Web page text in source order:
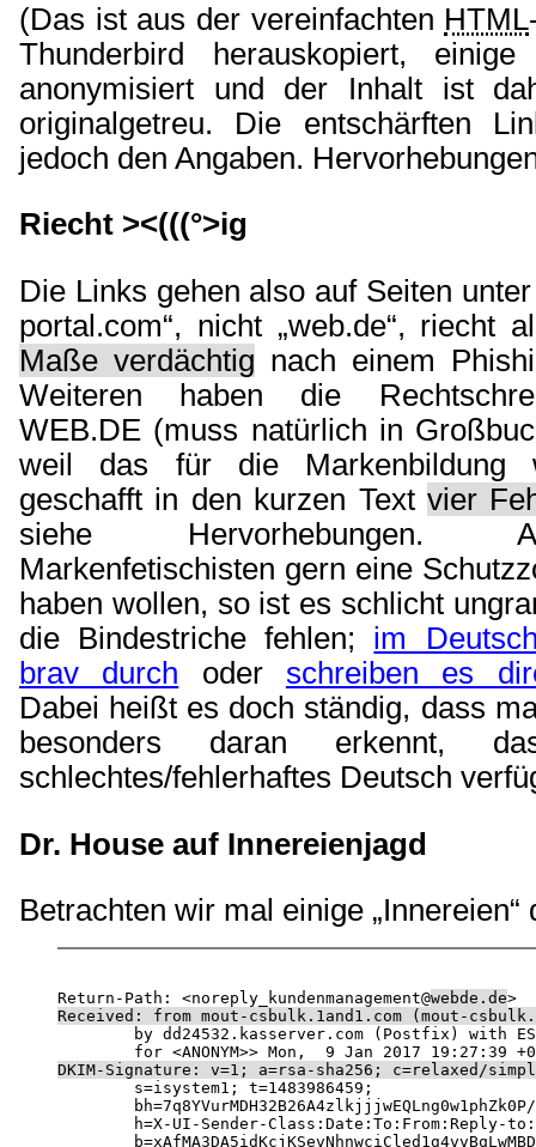
(Das ist aus der vereinfachten HTML
Thunderbird herauskopiert,
anonymisiert und der Inhalt ist
originalgetreu. Die entschärften
jedoch den Angaben.
Riecht ><(((°>ig
Die Links gehen also auf Seiten
portal.com“, nicht „web.de“, riecht
Maße verdächtig nach einem
Weiteren haben die
WEB.DE (muss natürlich in
weil das für die Markenbildung
geschafft in den kurzen Text vier
siehe Hervorhebungen.
Markenfetischisten gern eine
haben wollen, so ist es schlicht
die Bindestriche fehlen; im
brav durch oder schreiben es
Dabei heißt es doch ständig, dass
besonders daran erkennt,
schlechtes/fehlerhaftes Deutsch
Dr. House auf Innereienjagd
Betrachten wir mal einige „Innereien“
Return-Path: <noreply_kundenmanagement@webde.de
Received: from mout-csbulk.1and1.com (mout-
DKIM-Signature: v=1; a=rsa-sha256; c=relaxed/